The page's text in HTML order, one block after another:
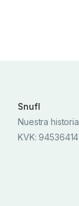
Snufl
Nuestra historia
KVK: 94536414